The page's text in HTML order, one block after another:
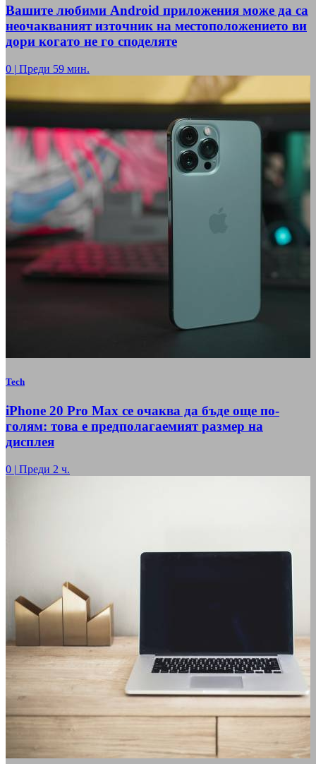
Вашите любими Android приложения може да са
неочакваният източник на местоположението ви
дори когато не го споделяте
0 | Преди 59 мин.
Tech
iPhone 20 Pro Max се очаква да бъде още по-
голям: това е предполагаемият размер на
дисплея
0 | Преди 2 ч.